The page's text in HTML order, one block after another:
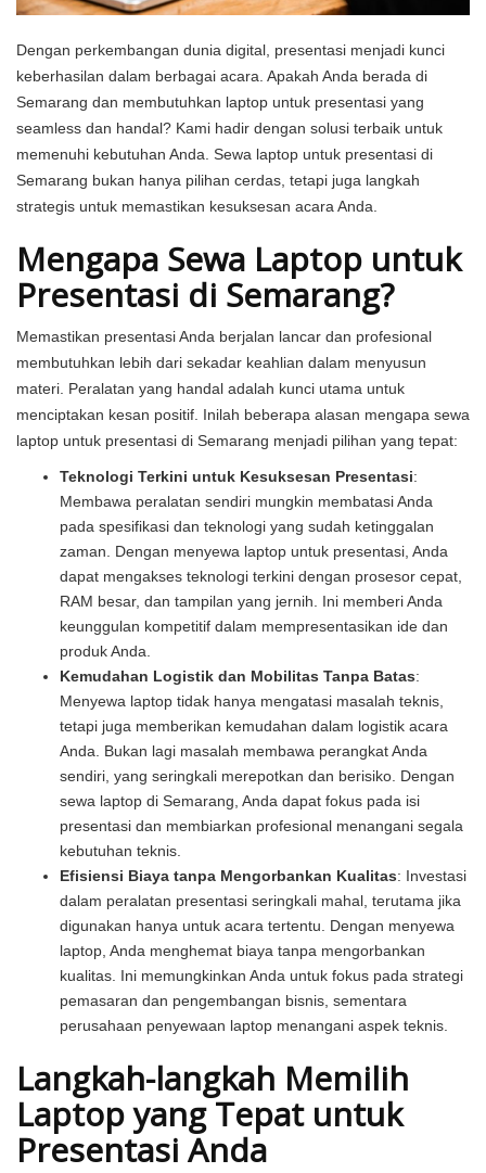
Dengan perkembangan dunia digital, presentasi menjadi kunci
keberhasilan dalam berbagai acara. Apakah Anda berada di
Semarang dan membutuhkan laptop untuk presentasi yang
seamless dan handal? Kami hadir dengan solusi terbaik untuk
memenuhi kebutuhan Anda. Sewa laptop untuk presentasi di
Semarang bukan hanya pilihan cerdas, tetapi juga langkah
strategis untuk memastikan kesuksesan acara Anda.
Mengapa Sewa Laptop untuk
Presentasi di Semarang?
Memastikan presentasi Anda berjalan lancar dan profesional
membutuhkan lebih dari sekadar keahlian dalam menyusun
materi. Peralatan yang handal adalah kunci utama untuk
menciptakan kesan positif. Inilah beberapa alasan mengapa sewa
laptop untuk presentasi di Semarang menjadi pilihan yang tepat:
Teknologi Terkini untuk Kesuksesan Presentasi:
Membawa peralatan sendiri mungkin membatasi Anda
pada spesifikasi dan teknologi yang sudah ketinggalan
zaman. Dengan menyewa laptop untuk presentasi, Anda
dapat mengakses teknologi terkini dengan prosesor cepat,
RAM besar, dan tampilan yang jernih. Ini memberi Anda
keunggulan kompetitif dalam mempresentasikan ide dan
produk Anda.
Kemudahan Logistik dan Mobilitas Tanpa Batas:
Menyewa laptop tidak hanya mengatasi masalah teknis,
tetapi juga memberikan kemudahan dalam logistik acara
Anda. Bukan lagi masalah membawa perangkat Anda
sendiri, yang seringkali merepotkan dan berisiko. Dengan
sewa laptop di Semarang, Anda dapat fokus pada isi
presentasi dan membiarkan profesional menangani segala
kebutuhan teknis.
Efisiensi Biaya tanpa Mengorbankan Kualitas: Investasi
dalam peralatan presentasi seringkali mahal, terutama jika
digunakan hanya untuk acara tertentu. Dengan menyewa
laptop, Anda menghemat biaya tanpa mengorbankan
kualitas. Ini memungkinkan Anda untuk fokus pada strategi
pemasaran dan pengembangan bisnis, sementara
perusahaan penyewaan laptop menangani aspek teknis.
Langkah-langkah Memilih
Laptop yang Tepat untuk
Presentasi Anda